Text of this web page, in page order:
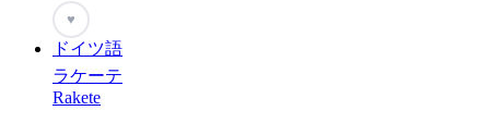
♥
ドイツ語
ラケーテ
Rakete